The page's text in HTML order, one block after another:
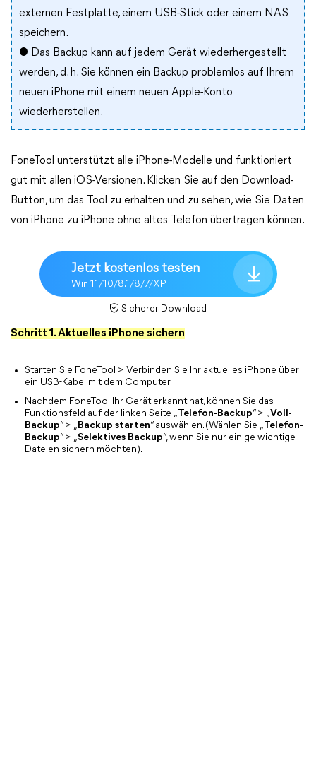
externen Festplatte, einem USB-Stick oder einem NAS
speichern.
● Das Backup kann auf jedem Gerät wiederhergestellt
werden, d. h. Sie können ein Backup problemlos auf Ihrem
neuen iPhone mit einem neuen Apple-Konto
wiederherstellen.
FoneTool unterstützt alle iPhone-Modelle und funktioniert
gut mit allen iOS-Versionen. Klicken Sie auf den Download-
Button, um das Tool zu erhalten und zu sehen, wie Sie Daten
von iPhone zu iPhone ohne altes Telefon übertragen können.
Jetzt kostenlos testen
Win 11/10/8.1/8/7/XP
Sicherer Download
Schritt 1. Aktuelles iPhone sichern
Starten Sie FoneTool > Verbinden Sie Ihr aktuelles iPhone über
ein USB-Kabel mit dem Computer.
Nachdem FoneTool Ihr Gerät erkannt hat, können Sie das
Funktionsfeld auf der linken Seite „Telefon-Backup“ > „Voll-
Backup“ > „Backup starten“ auswählen. (Wählen Sie „Telefon-
Backup“ > „Selektives Backup“, wenn Sie nur einige wichtige
Dateien sichern möchten).